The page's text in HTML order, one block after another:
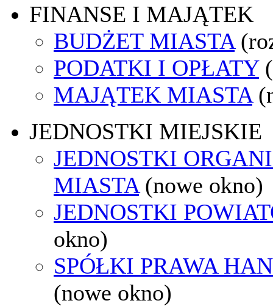
FINANSE I MAJĄTEK
BUDŻET MIASTA
PODATKI I OPŁATY
MAJĄTEK MIASTA
JEDNOSTKI MIEJSKIE
JEDNOSTKI
MIASTA (nowe okno)
JEDNOSTKI
okno)
SPÓŁKI PRAWA
(nowe okno)